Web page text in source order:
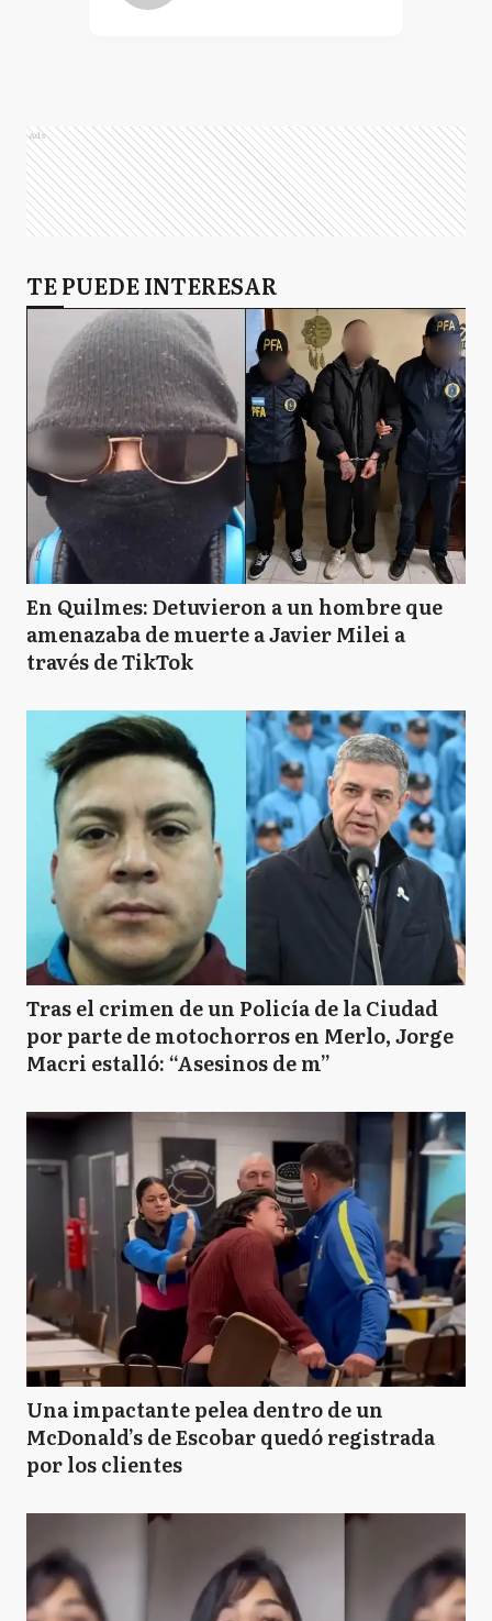
Ads
TE PUEDE INTERESAR
En Quilmes: Detuvieron a un hombre que
amenazaba de muerte a Javier Milei a
través de TikTok
Tras el crimen de un Policía de la Ciudad
por parte de motochorros en Merlo, Jorge
Macri estalló: “Asesinos de m”
Una impactante pelea dentro de un
McDonald’s de Escobar quedó registrada
por los clientes